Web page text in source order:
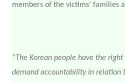
members of the victims’ families
“ The Korean people have the
demand accountability in relation